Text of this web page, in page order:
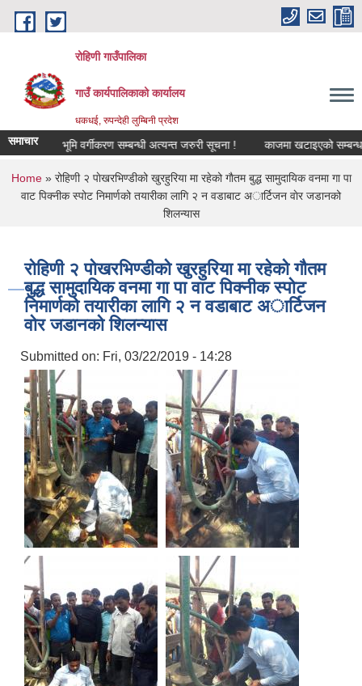
Skip to main content
रोहिणी गाउँपालिका
गाउँ कार्यपालिकाको कार्यालय
धकधई, रुपन्देही लुम्बिनी प्रदेश
समाचार
! भूमि वर्गीकरण सम्बन्धी अत्यन्त जरुरी सूचना ! काजमा खटाइएको सम्बन्धमा
You are here
Home» रोहिणी २ पाेखरभिण्डीको खुरहुरिया मा रहेको गाैतम बुद्ध सामुदायिक वनमा गा‌‍ पा
वाट पिक्नीक स्पोट निमार्णको तयारीका लागि २ न वडाबाट अार्टिजन वाेर जडानको
शिलन्यास
रोहिणी २ पाेखरभिण्डीको खुरहुरिया मा रहेको गाैतम
बुद्ध सामुदायिक वनमा गा‌‍ पा वाट पिक्नीक स्पोट
निमार्णको तयारीका लागि २ न वडाबाट अार्टिजन
वाेर जडानको शिलन्यास
Submitted on: Fri, 03/22/2019 - 14:28